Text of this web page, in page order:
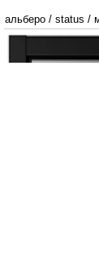
альберо / status /